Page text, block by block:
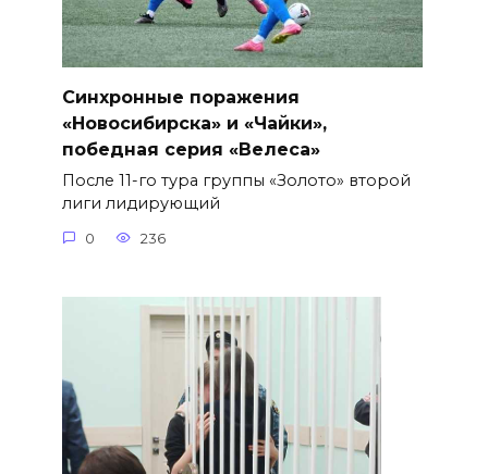
Синхронные поражения
«Новосибирска» и «Чайки»,
победная серия «Велеса»
После 11-го тура группы «Золото» второй
лиги лидирующий
0 236